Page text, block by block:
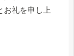
お礼を申し上